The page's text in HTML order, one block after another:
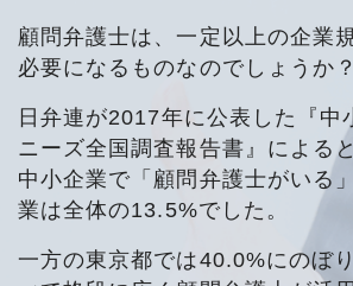
顧問弁護士は、一定以上の企業
必要になるものなのでしょうか？
日弁連が2017年に公表した『中
ニーズ全国調査報告書』による
中小企業で「顧問弁護士がいる
業は全体の13.5%でした。
一方の東京都では40.0%にのぼ